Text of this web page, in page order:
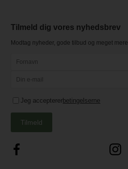
Tilmeld dig vores nyhedsbrev
Modtag nyheder, gode tilbud og meget mere
Jeg accepterer betingelserne
Tilmeld